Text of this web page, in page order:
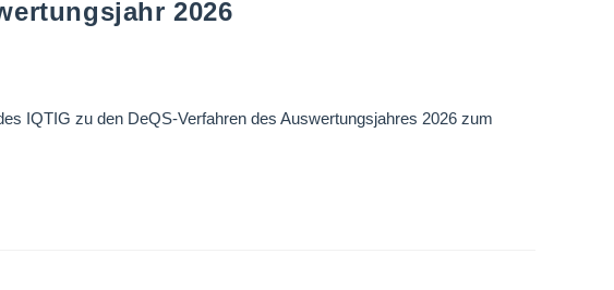
2026
IQTIG zu den DeQS-Verfahren des Auswertungsjahres 2026 zum